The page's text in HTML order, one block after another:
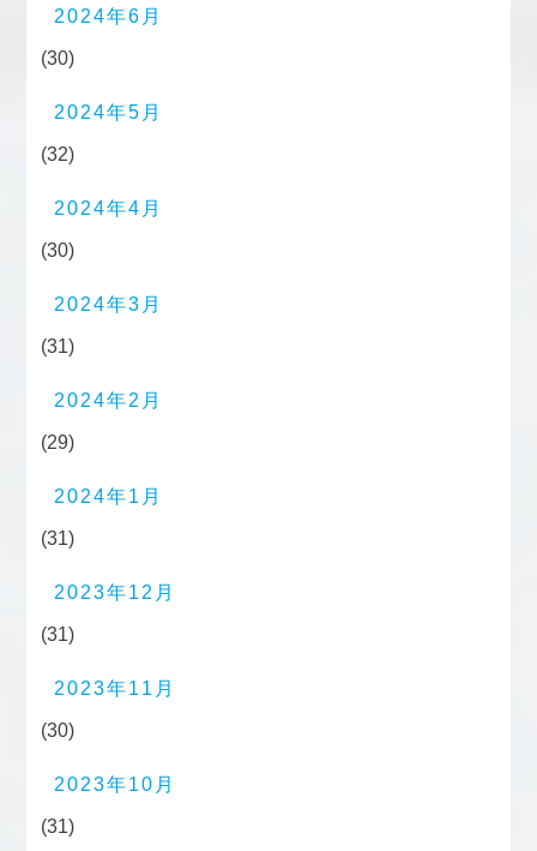
2024年6月
(30)
2024年5月
(32)
2024年4月
(30)
2024年3月
(31)
2024年2月
(29)
2024年1月
(31)
2023年12月
(31)
2023年11月
(30)
2023年10月
(31)